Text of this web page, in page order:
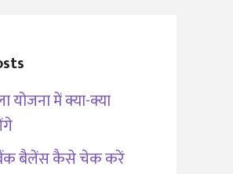
योजना में क्या-क्या
बैलेंस कैसे चेक करें